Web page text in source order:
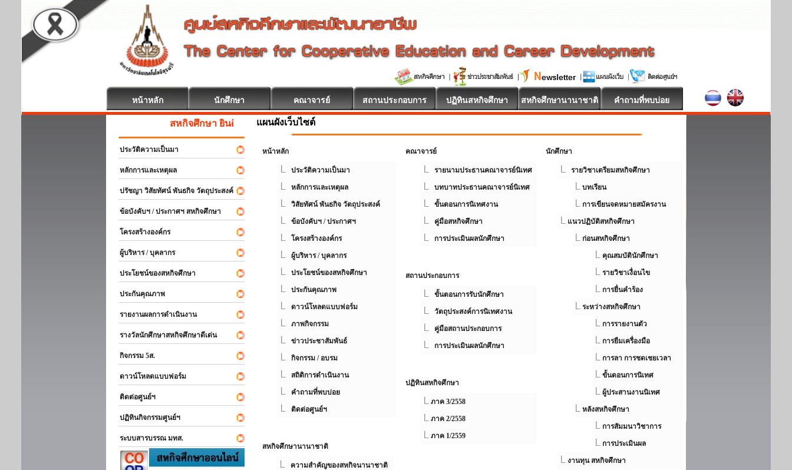
หน้าหลัก นักศึกษา คณาจารย์ สถานประกอบการ ปฏิทินสหกิจศึกษา สหกิจศึกษานานาชาติ คำถามที่พบบ่อย
สหกิจศึกษา ยินดีต้อนรับ
ประวัติความเป็นมา
หลักการและเหตุผล
ปรัชญา วิสัยทัศน์ พันธกิจ วัตถุประสงค์
ข้อบังคับฯ / ประกาศฯ สหกิจศึกษา
โครงสร้างองค์กร
ผู้บริหาร / บุคลากร
ประโยชน์ของสหกิจศึกษา
ประกันคุณภาพ
รายงานผลการดำเนินงาน
รางวัลนักศึกษาสหกิจศึกษาดีเด่น
กิจกรรม 5ส.
ดาวน์โหลดแบบฟอร์ม
ติดต่อศูนย์ฯ
ปฏิทินกิจกรรมศูนย์ฯ
ระบบสารบรรณ มทส.
แผนผังเว็บไซต์
หน้าหลัก
ประวัติความเป็นมา
หลักการและเหตุผล
วิสัยทัศน์ พันธกิจ วัตถุประสงค์
ข้อบังคับฯ / ประกาศฯ
โครงสร้างองค์กร
ผู้บริหาร / บุคลากร
ประโยชน์ของสหกิจศึกษา
ประกันคุณภาพ
ดาวน์โหลดแบบฟอร์ม
ภาพกิจกรรม
ข่าวประชาสัมพันธ์
กิจกรรม / อบรม
สถิติการดำเนินงาน
คำถามที่พบบ่อย
ติดต่อศูนย์ฯ
สหกิจศึกษานานาชาติ
ความสำคัญของสหกิจนานาชาติ
คณาจารย์
รายนามประธานคณาจารย์นิเทศ
บทบาทประธานคณาจารย์นิเทศ
ขั้นตอนการนิเทศงาน
คู่มือสหกิจศึกษา
การประเมินผลนักศึกษา
สถานประกอบการ
ขั้นตอนการรับนักศึกษา
วัตถุประสงค์การนิเทศงาน
คู่มือสถานประกอบการ
การประเมินผลนักศึกษา
ปฏิทินสหกิจศึกษา
ภาค 3/2558
ภาค 2/2558
ภาค 1/2559
นักศึกษา
รายวิชาเตรียมสหกิจศึกษา
บทเรียน
การเขียนจดหมายสมัครงาน
แนวปฏิบัติสหกิจศึกษา
ก่อนสหกิจศึกษา
คุณสมบัตินักศึกษา
รายวิชาเงื่อนไข
การยื่นคำร้อง
ระหว่างสหกิจศึกษา
การรายงานตัว
การยืมเครื่องมือ
การลา การชดเชยเวลา
ขั้นตอนการนิเทศ
ผู้ประสานงานนิเทศ
หลังสหกิจศึกษา
การสัมมนาวิชาการ
การประเมินผล
งานทุน สหกิจศึกษา